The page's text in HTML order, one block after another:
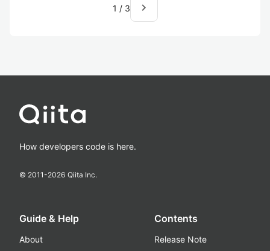
1 / 3 navigate_next
How developers code is here.
© 2011-2026 Qiita Inc.
Guide & Help
About
Contents
Release Note